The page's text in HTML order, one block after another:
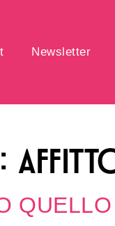
Newsletter